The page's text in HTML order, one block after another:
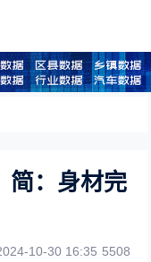
简：身材完
10-30 16:35 5508